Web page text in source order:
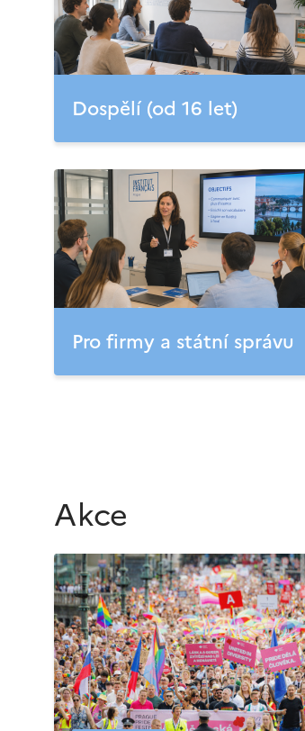
Dospělí (od 16 let)
Pro firmy a státní správu
Akce